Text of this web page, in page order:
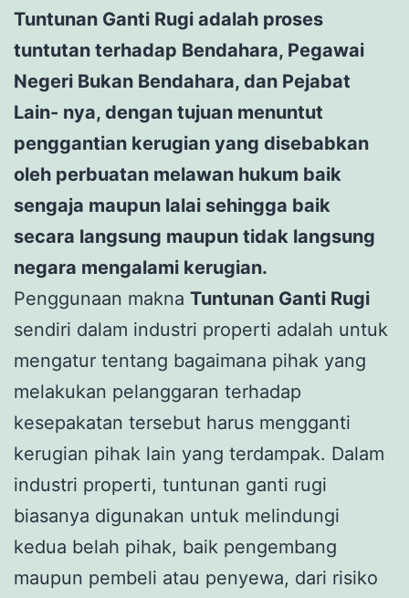
Tuntunan Ganti Rugi adalah proses
tuntutan terhadap Bendahara, Pegawai
Negeri Bukan Bendahara, dan Pejabat
Lain- nya, dengan tujuan menuntut
penggantian kerugian yang disebabkan
oleh perbuatan melawan hukum baik
sengaja maupun lalai sehingga baik
secara langsung maupun tidak langsung
negara mengalami kerugian.
Penggunaan makna Tuntunan Ganti Rugi
sendiri dalam industri properti adalah untuk
mengatur tentang bagaimana pihak yang
melakukan pelanggaran terhadap
kesepakatan tersebut harus mengganti
kerugian pihak lain yang terdampak. Dalam
industri properti, tuntunan ganti rugi
biasanya digunakan untuk melindungi
kedua belah pihak, baik pengembang
maupun pembeli atau penyewa, dari risiko